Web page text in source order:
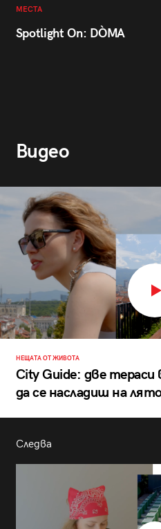
МЕСТА
Spotlight On: DÒMA
Видео
НЕЩАТА ОТ ЖИВОТА
City Guide: две
да се насладиш на
Следва